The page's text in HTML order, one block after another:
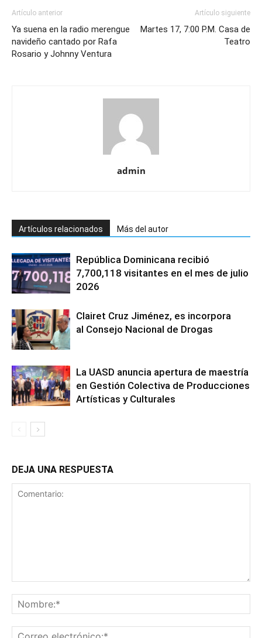
Artículo anterior
Ya suena en la radio merengue
navideño cantado por Rafa
Rosario y Johnny Ventura
Artículo siguiente
Martes 17, 7:00 P.M. Casa de
Teatro
admin
Artículos relacionados Más del autor
República Dominicana recibió
7,700,118 visitantes en el mes de julio
2026
Clairet Cruz Jiménez, es incorpora
al Consejo Nacional de Drogas
La UASD anuncia apertura de maestría
en Gestión Colectiva de Producciones
Artísticas y Culturales
DEJA UNA RESPUESTA